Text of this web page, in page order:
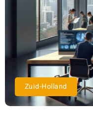
Zuid-Holland